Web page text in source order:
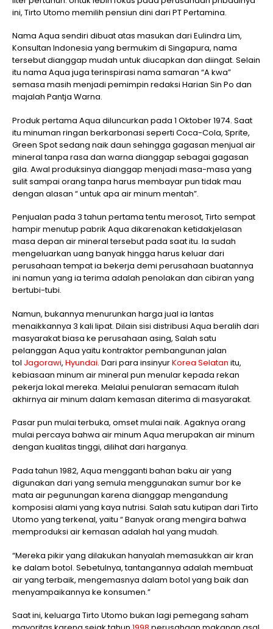
ini, Tirto Utomo memilih pensiun dini dari PT Pertamina.
Nama Aqua sendiri dibuat atas masukan dari Eulindra Lim,
Konsultan Indonesia yang bermukim di Singapura, nama
tersebut dianggap mudah untuk diucapkan dan diingat. Selain
itu nama Aqua juga terinspirasi nama samaran “A kwa”
semasa masih menjadi pemimpin redaksi Harian Sin Po dan
majalah Pantja Warna.
Produk pertama Aqua diluncurkan pada 1 Oktober 1974. Saat
itu minuman ringan berkarbonasi seperti Coca-Cola, Sprite,
Green Spot sedang naik daun sehingga gagasan menjual air
mineral tanpa rasa dan warna dianggap sebagai gagasan
gila. Awal produksinya dianggap menjadi masa-masa yang
sulit sampai orang tanpa harus membayar pun tidak mau
dengan alasan “ untuk apa air minum mentah”.
Penjualan pada 3 tahun pertama tentu merosot, Tirto sempat
hampir menutup pabrik Aqua dikarenakan ketidakjelasan
masa depan air mineral tersebut pada saat itu. Ia sudah
mengeluarkan uang banyak hingga harus keluar dari
perusahaan tempat ia bekerja demi perusahaan buatannya
ini namun yang ia terima adalah penolakan dan cibiran yang
bertubi-tubi.
Namun, bukannya menurunkan harga jual ia lantas
menaikkannya 3 kali lipat. Dilain sisi distribusi Aqua beralih dari
masyarakat biasa ke perusahaan asing, Salah satu
pelanggan Aqua yaitu kontraktor pembangunan jalan
tol Jagorawi, Hyundai. Dari para insinyurKorea Selatan itu,
kebiasaan minum air mineral pun menular kepada rekan
pekerja lokal mereka. Melalui penularan semacam itulah
akhirnya air minum dalam kemasan diterima di masyarakat.
Pasar pun mulai terbuka, omset mulai naik. Agaknya orang
mulai percaya bahwa air minum Aqua merupakan air minum
dengan kualitas tinggi, dilihat dari harganya.
Pada tahun 1982, Aqua mengganti bahan baku air yang
digunakan dari yang semula menggunakan sumur bor ke
mata air pegunungan karena dianggap mengandung
komposisi alami yang kaya nutrisi. Salah satu kutipan dari Tirto
Utomo yang terkenal, yaitu “ Banyak orang mengira bahwa
memproduksi air kemasan adalah hal yang mudah.
“Mereka pikir yang dilakukan hanyalah memasukkan air kran
ke dalam botol. Sebetulnya, tantangannya adalah membuat
air yang terbaik, mengemasnya dalam botol yang baik dan
menyampaikannya ke konsumen.”
Saat ini, keluarga Tirto Utomo bukan lagi pemegang saham